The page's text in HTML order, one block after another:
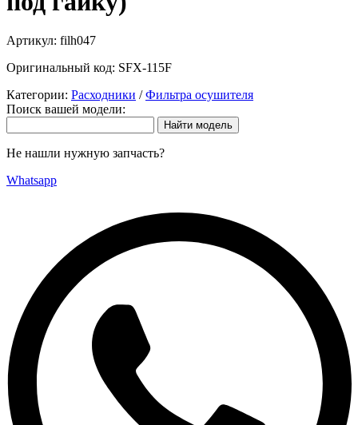
Артикул: filh047
Оригинальный код: SFX-115F
Категории: Расходники /Фильтра осушителя
Поиск вашей модели:
Не нашли нужную запчасть?
Whatsapp